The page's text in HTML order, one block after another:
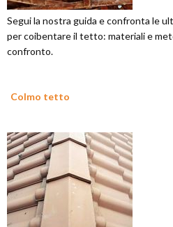
Segui la nostra guida e confronta le
per coibentare il tetto: materiali e
confronto.
Colmo tetto